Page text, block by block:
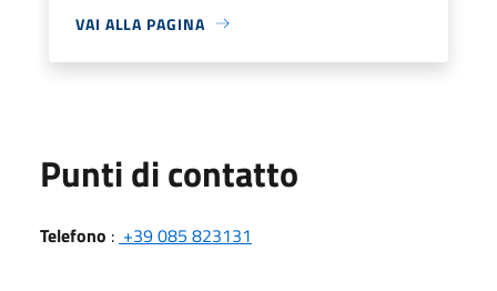
VAI ALLA PAGINA
Punti di contatto
Telefono : +39 085 823131